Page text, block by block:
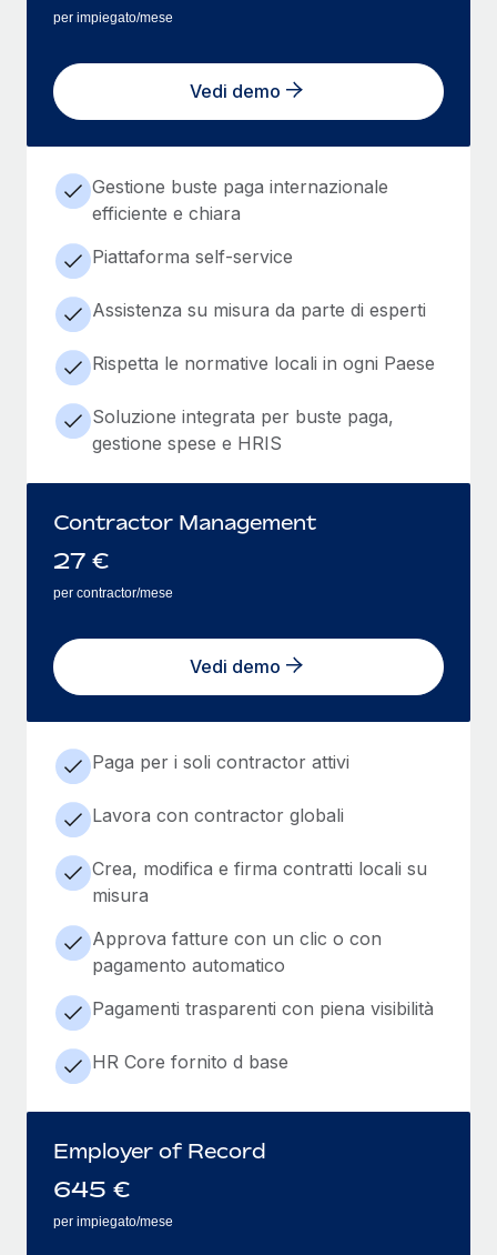
per impiegato/mese
Vedi demo
Gestione buste paga internazionale
efficiente e chiara
Piattaforma self-service
Assistenza su misura da parte di esperti
Rispetta le normative locali in ogni Paese
Soluzione integrata per buste paga,
gestione spese e HRIS
Contractor Management
27 €
per contractor/mese
Vedi demo
Paga per i soli contractor attivi
Lavora con contractor globali
Crea, modifica e firma contratti locali su
misura
Approva fatture con un clic o con
pagamento automatico
Pagamenti trasparenti con piena visibilità
HR Core fornito d base
Employer of Record
645 €
per impiegato/mese